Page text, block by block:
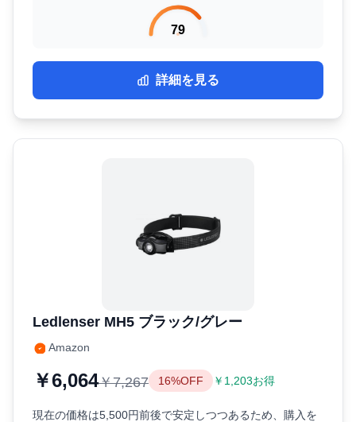
79
詳細を見る
Ledlenser MH5 ブラック/グレー
Amazon
￥6,064￥7,267 16%OFF ￥1,203お得
現在の価格は5,500円前後で安定しつつあるため、購入を